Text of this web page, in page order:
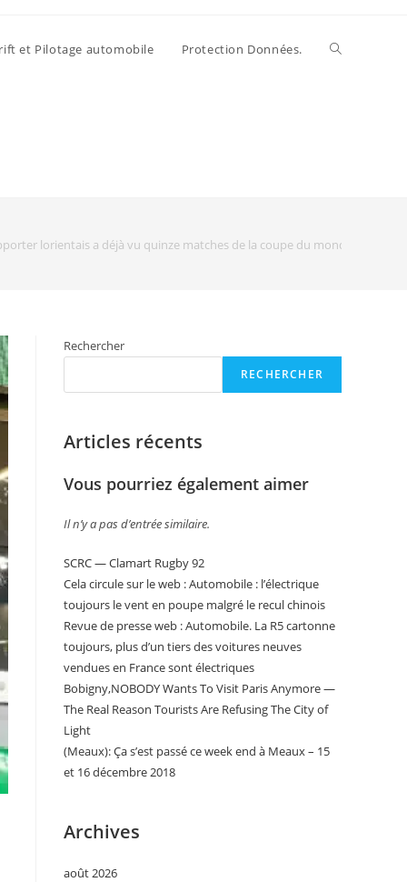
et Pilotage automobile Protection Données.
lorientais a déjà vu quinze matches de la coupe du monde 2022 –
Rechercher
RECHERCHER
Articles récents
Vous pourriez également aimer
Il n’y a pas d’entrée similaire.
SCRC — Clamart Rugby 92
Cela circule sur le web : Automobile : l’électrique
toujours le vent en poupe malgré le recul chinois
Revue de presse web : Automobile. La R5 cartonne
toujours, plus d’un tiers des voitures neuves
vendues en France sont électriques
Bobigny,NOBODY Wants To Visit Paris Anymore —
The Real Reason Tourists Are Refusing The City of
Light
(Meaux): Ça s’est passé ce week end à Meaux – 15
et 16 décembre 2018
Archives
août 2026